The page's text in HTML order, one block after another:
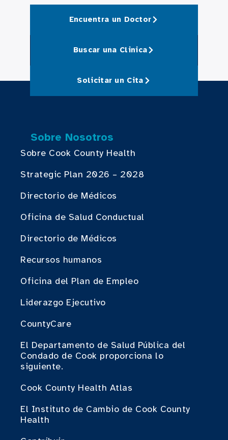
Encuentra un Doctor
Buscar una Clinica
Solicitar un Cita
Sobre Nosotros
Sobre Cook County Health
Strategic Plan 2026 – 2028
Directorio de Médicos
Oficina de Salud Conductual
Directorio de Médicos
Recursos humanos
Oficina del Plan de Empleo
Liderazgo Ejecutivo
CountyCare
El Departamento de Salud Pública del
Condado de Cook proporciona lo
siguiente.
Cook County Health Atlas
El Instituto de Cambio de Cook County
Health